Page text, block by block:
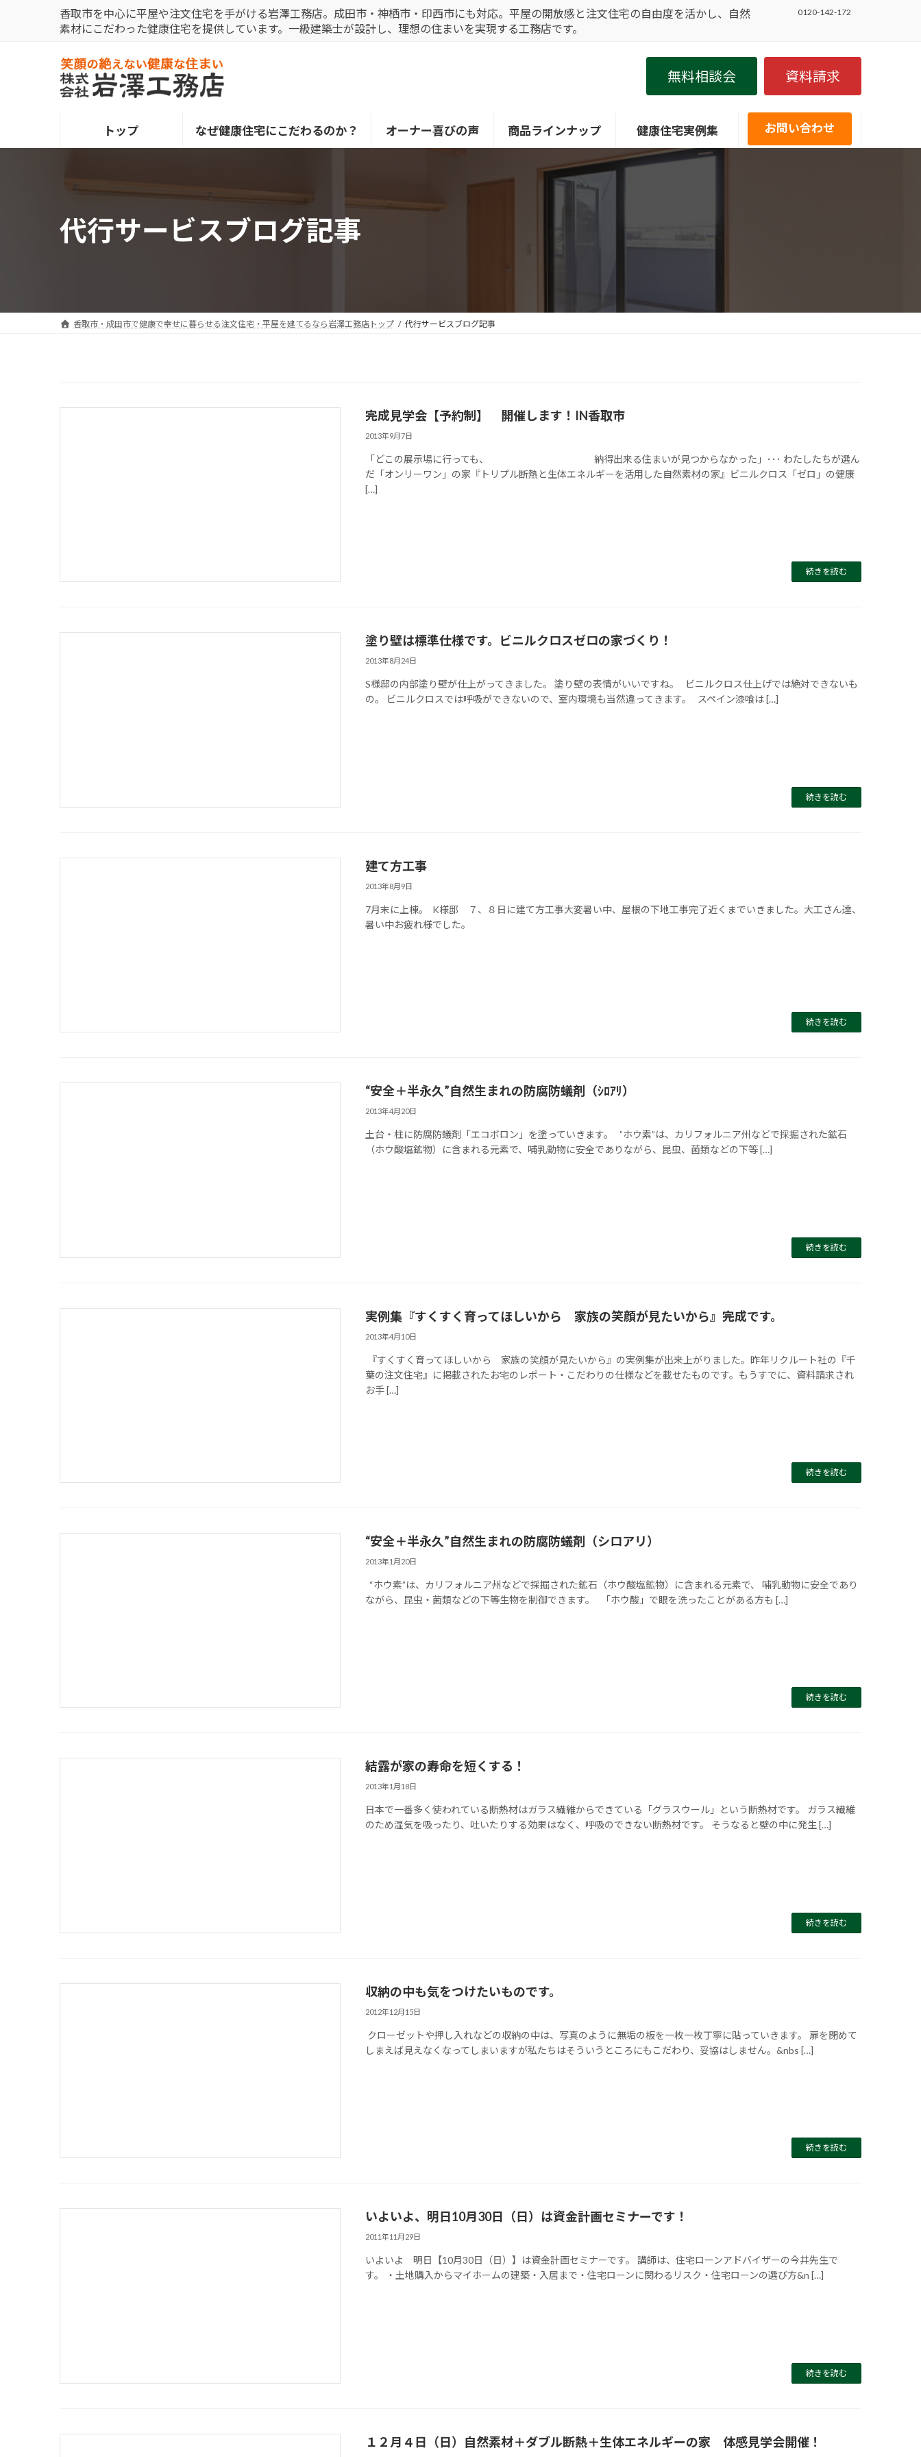
キ
に
香取市を中心に平屋や注文住宅を手がける岩澤工務店。成田市・神栖市・印西市にも対応。平屋の開放感と注文住宅の自由度を活かし、自然
素材にこだわった健康住宅を提供しています。一級建築士が設計し、理想の住まいを実現する工務店です。
0120-142-172
無料相談会 資料請求
トップ なぜ健康住宅にこだわるのか？ オーナー喜びの声 商品ラインナップ 健康住宅実例集 お問い合わせ
代行サービスブログ記事
香取市・成田市で健康で幸せに暮らせる注文住宅・平屋を建てるなら岩澤工務店トップ 代行サービスブログ記事
完成見学会【予約制】 開催します！IN香取市
2013年9月7日
「どこの展示場に行っても、 納得出来る住まいが見つからなかった」･･･ わたしたちが選ん
だ「オンリーワン」の家『トリプル断熱と生体エネルギーを活用した自然素材の家』ビニルクロス「ゼロ」の健康
[…]
続きを読む
塗り壁は標準仕様です。ビニルクロスゼロの家づくり！
2013年8月24日
S様邸の内部塗り壁が仕上がってきました。 塗り壁の表情がいいですね。 ビニルクロス仕上げでは絶対できないも
の。 ビニルクロスでは呼吸ができないので、室内環境も当然違ってきます。 スペイン漆喰は […]
続きを読む
建て方工事
2013年8月9日
7月末に上棟。 K様邸 ７、８日に建て方工事大変暑い中、屋根の下地工事完了近くまでいきました。大工さん達、
暑い中お疲れ様でした。
続きを読む
“安全＋半永久”自然生まれの防腐防蟻剤（ｼﾛｱﾘ）
2013年4月20日
土台・柱に防腐防蟻剤「エコボロン」を塗っていきます。 ”ホウ素”は、カリフォルニア州などで採掘された鉱石
（ホウ酸塩鉱物）に含まれる元素で、哺乳動物に安全でありながら、昆虫、菌類などの下等 […]
続きを読む
実例集『すくすく育ってほしいから 家族の笑顔が見たいから』完成です。
2013年4月10日
『すくすく育ってほしいから 家族の笑顔が見たいから』の実例集が出来上がりました。昨年リクルート社の『千
葉の注文住宅』に掲載されたお宅のレポート・こだわりの仕様などを載せたものです。もうすでに、資料請求され
お手 […]
続きを読む
“安全＋半永久”自然生まれの防腐防蟻剤（シロアリ）
2013年1月20日
“ホウ素”は、カリフォルニア州などで採掘された鉱石（ホウ酸塩鉱物）に含まれる元素で、 哺乳動物に安全であり
ながら、昆虫・菌類などの下等生物を制御できます。 「ホウ酸」で眼を洗ったことがある方も […]
続きを読む
結露が家の寿命を短くする！
2013年1月18日
日本で一番多く使われている断熱材はガラス繊維からできている「グラスウール」という断熱材です。 ガラス繊維
のため湿気を吸ったり、吐いたりする効果はなく、呼吸のできない断熱材です。 そうなると壁の中に発生 […]
続きを読む
収納の中も気をつけたいものです。
2012年12月15日
クローゼットや押し入れなどの収納の中は、写真のように無垢の板を一枚一枚丁寧に貼っていきます。 扉を閉めて
しまえば見えなくなってしまいますが私たちはそういうところにもこだわり、妥協はしません。&nbs […]
続きを読む
いよいよ、明日10月30日（日）は資金計画セミナーです！
2011年11月29日
いよいよ 明日【10月30日（日）】は資金計画セミナーです。 講師は、住宅ローンアドバイザーの今井先生で
す。 ・土地購入からマイホームの建築・入居まで・住宅ローンに関わるリスク・住宅ローンの選び方&n […]
続きを読む
１２月４日（日）自然素材＋ダブル断熱＋生体エネルギーの家 体感見学会開催！